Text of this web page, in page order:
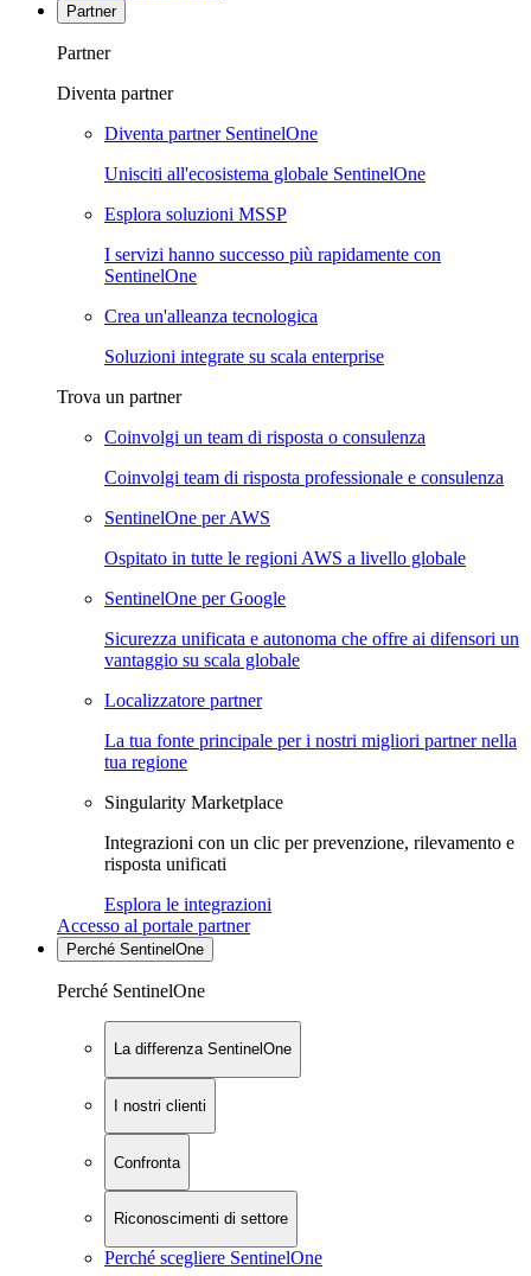
Partner
Partner
Diventa partner
Diventa partner SentinelOne
Unisciti all'ecosistema globale SentinelOne
Esplora soluzioni MSSP
I servizi hanno successo più rapidamente con
SentinelOne
Crea un'alleanza tecnologica
Soluzioni integrate su scala enterprise
Trova un partner
Coinvolgi un team di risposta o consulenza
Coinvolgi team di risposta professionale e consulenza
SentinelOne per AWS
Ospitato in tutte le regioni AWS a livello globale
SentinelOne per Google
Sicurezza unificata e autonoma che offre ai difensori un
vantaggio su scala globale
Localizzatore partner
La tua fonte principale per i nostri migliori partner nella
tua regione
Singularity Marketplace
Integrazioni con un clic per prevenzione, rilevamento e
risposta unificati
Esplora le integrazioni
Accesso al portale partner
Perché SentinelOne
Perché SentinelOne
La differenza SentinelOne
I nostri clienti
Confronta
Riconoscimenti di settore
Perché scegliere SentinelOne